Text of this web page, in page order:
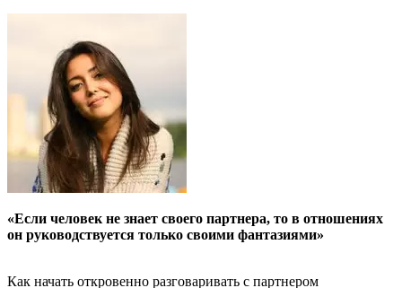
«Если человек не знает своего партнера, то в отношениях
он руководствуется только своими фантазиями»
Как начать откровенно разговаривать с партнером